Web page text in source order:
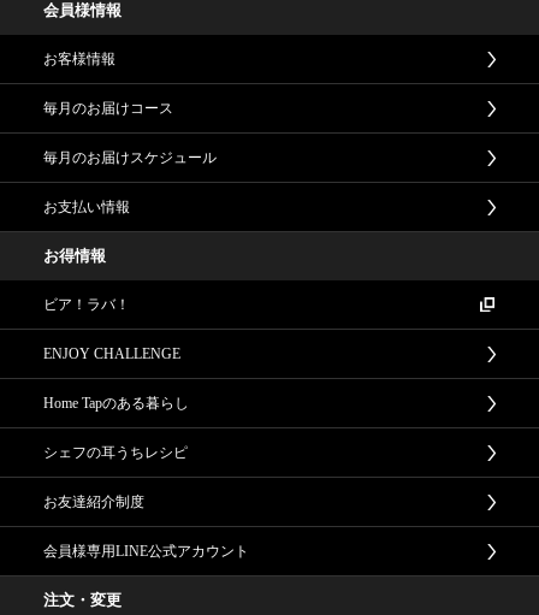
会員様情報
お客様情報
毎月のお届けコース
毎月のお届けスケジュール
お支払い情報
お得情報
ビア！ラバ！
ENJOY CHALLENGE
Home Tapのある暮らし
シェフの耳うちレシピ
お友達紹介制度
会員様専用LINE公式アカウント
注文・変更